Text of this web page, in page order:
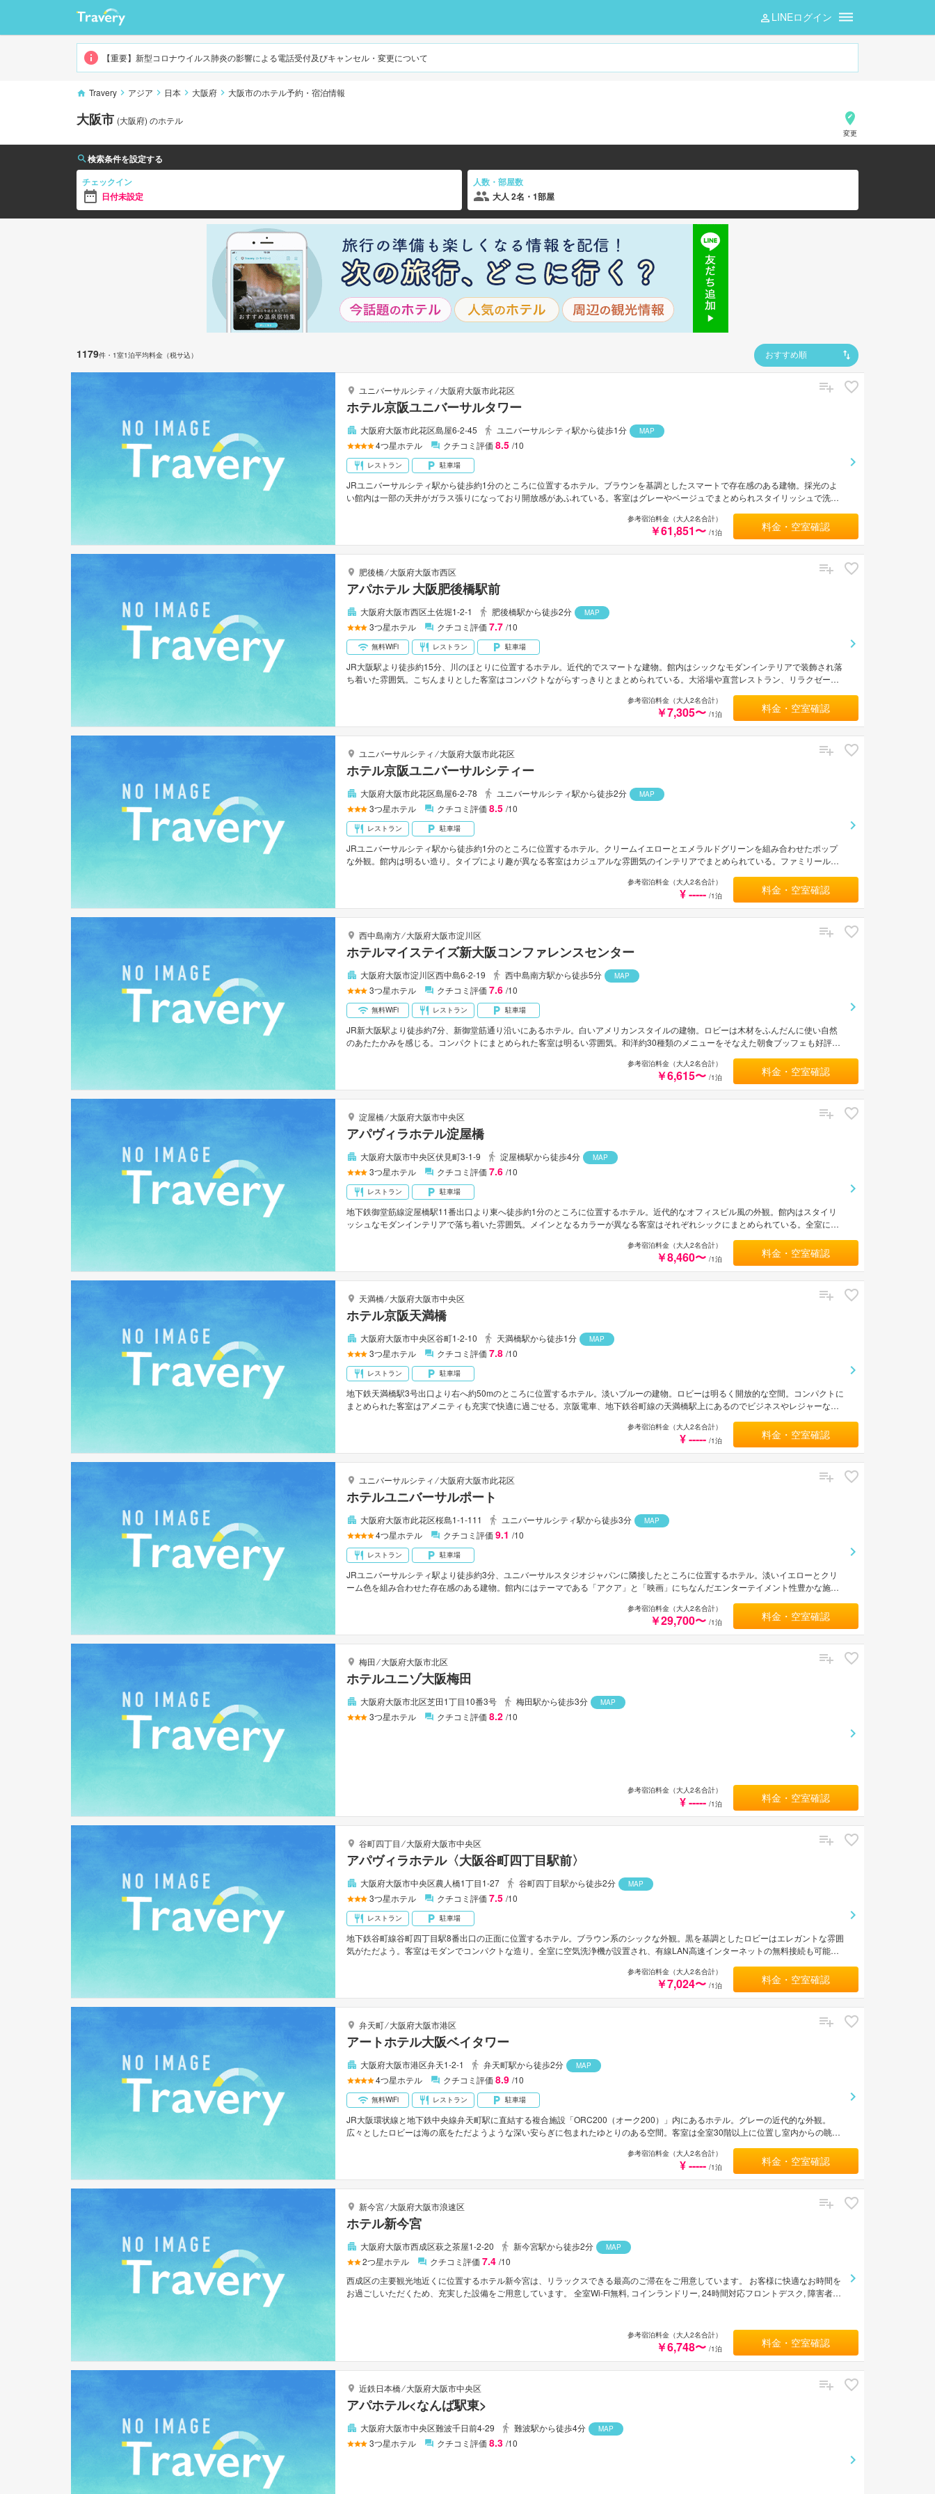
LINEログイン
【重要】新型コロナウイルス肺炎の影響による電話受付及びキャンセル・変更について
Travery アジア 日本 大阪府 大阪市のホテル予約・宿泊情報
大阪市 (大阪府) のホテル
変更
検索条件を設定する
チェックイン
日付未設定
人数・部屋数
大人 2名・1部屋
1179件 ・1室1泊平均料金（税サ込） おすすめ順
ユニバーサルシティ⁄大阪府大阪市此花区
ホテル京阪ユニバーサルタワー
大阪府大阪市此花区島屋6-2-45 ユニバーサルシティ駅から徒歩1分 MAP
4つ星ホテル クチコミ評価8.5 /10
レストラン 駐車場
JRユニバーサルシティ駅から徒歩約1分のところに位置するホテル。ブラウンを基調としたスマートで存在感のある建物。採光のよ
い館内は一部の天井がガラス張りになっており開放感があふれている。客室はグレーやベージュでまとめられスタイリッシュで洗練
参考宿泊料金（大人2名合計）
￥61,851〜 /1泊 料金・空室確認
肥後橋⁄大阪府大阪市西区
アパホテル 大阪肥後橋駅前
大阪府大阪市西区土佐堀1-2-1 肥後橋駅から徒歩2分 MAP
3つ星ホテル クチコミ評価 7.7 /10
無料WiFi レストラン 駐車場
JR大阪駅より徒歩約15分、川のほとりに位置するホテル。近代的でスマートな建物。館内はシックなモダンインテリアで装飾され落
ち着いた雰囲気。こぢんまりとした客室はコンパクトながらすっきりとまとめられている。大浴場や直営レストラン、リラクゼーシ
参考宿泊料金（大人2名合計）
￥7,305〜 /1泊 料金・空室確認
ユニバーサルシティ⁄大阪府大阪市此花区
ホテル京阪ユニバーサルシティー
大阪府大阪市此花区島屋6-2-78 ユニバーサルシティ駅から徒歩2分 MAP
3つ星ホテル クチコミ評価 8.5 /10
レストラン 駐車場
JRユニバーサルシティ駅から徒歩約1分のところに位置するホテル。クリームイエローとエメラルドグリーンを組み合わせたポップ
な外観。館内は明るい造り。タイプにより趣が異なる客室はカジュアルな雰囲気のインテリアでまとめられている。ファミリールー
繰り広げられる世界中の料理を開放的な空間の中で気軽に楽しむことができる。参考宿泊料金（大人2名合計）
¥ ----- /1泊 料金・空室確認
西中島南方⁄大阪府大阪市淀川区
ホテルマイステイズ新大阪コンファレンスセンター
大阪府大阪市淀川区西中島6-2-19 西中島南方駅から徒歩5分 MAP
3つ星ホテル クチコミ評価 7.6 /10
無料WiFi レストラン 駐車場
JR新大阪駅より徒歩約7分、新御堂筋通り沿いにあるホテル。白いアメリカンスタイルの建物。ロビーは木材をふんだんに使い自然
のあたたかみを感じる。コンパクトにまとめられた客室は明るい雰囲気。和洋約30種類のメニューをそなえた朝食ブッフェも好評。
参考宿泊料金（大人2名合計）
￥6,615〜 /1泊 料金・空室確認
淀屋橋⁄大阪府大阪市中央区
アパヴィラホテル淀屋橋
大阪府大阪市中央区伏見町3-1-9 淀屋橋駅から徒歩4分 MAP
3つ星ホテル クチコミ評価 7.6 /10
レストラン 駐車場
地下鉄御堂筋線淀屋橋駅11番出口より東へ徒歩約1分のところに位置するホテル。近代的なオフィスビル風の外観。館内はスタイリ
ッシュなモダンインテリアで落ち着いた雰囲気。メインとなるカラーが異なる客室はそれぞれシックにまとめられている。全室に空
参考宿泊料金（大人2名合計）
￥8,460〜 /1泊 料金・空室確認
天満橋⁄大阪府大阪市中央区
ホテル京阪天満橋
大阪府大阪市中央区谷町1-2-10 天満橋駅から徒歩1分 MAP
3つ星ホテル クチコミ評価 7.8 /10
レストラン 駐車場
地下鉄天満橋駅3号出口より右へ約50mのところに位置するホテル。淡いブルーの建物。ロビーは明るく開放的な空間。コンパクトに
まとめられた客室はアメニティも充実で快適に過ごせる。京阪電車、地下鉄谷町線の天満橋駅上にあるのでビジネスやレジャーなど
参考宿泊料金（大人2名合計）
¥ ----- /1泊 料金・空室確認
ユニバーサルシティ⁄大阪府大阪市此花区
ホテルユニバーサルポート
大阪府大阪市此花区桜島1-1-111 ユニバーサルシティ駅から徒歩3分 MAP
4つ星ホテル クチコミ評価9.1 /10
レストラン 駐車場
JRユニバーサルシティ駅より徒歩約3分、ユニバーサルスタジオジャパンに隣接したところに位置するホテル。淡いイエローとクリ
ーム色を組み合わせた存在感のある建物。館内にはテーマである「アクア」と「映画」にちなんだエンターテイメント性豊かな施設
セパレートスタイルになっており使いやすい。豊富なメニューを誇る朝食バイキングは自慢のひとつでもある。伊丹空港から車で約
参考宿泊料金（大人2名合計）
￥29,700〜 /1泊 料金・空室確認
梅田⁄大阪府大阪市北区
ホテルユニゾ大阪梅田
大阪府大阪市北区芝田1丁目10番3号 梅田駅から徒歩3分 MAP
3つ星ホテル クチコミ評価 8.2 /10
参考宿泊料金（大人2名合計）
¥ ----- /1泊 料金・空室確認
谷町四丁目⁄大阪府大阪市中央区
アパヴィラホテル〈大阪谷町四丁目駅前〉
大阪府大阪市中央区農人橋1丁目1-27 谷町四丁目駅から徒歩2分 MAP
3つ星ホテル クチコミ評価 7.5 /10
レストラン 駐車場
地下鉄谷町線谷町四丁目駅8番出口の正面に位置するホテル。ブラウン系のシックな外観。黒を基調としたロビーはエレガントな雰囲
気がただよう。客室はモダンでコンパクトな造り。全室に空気洗浄機が設置され、有線LAN高速インターネットの無料接続も可能。
参考宿泊料金（大人2名合計）
￥7,024〜 /1泊 料金・空室確認
弁天町⁄大阪府大阪市港区
アートホテル大阪ベイタワー
大阪府大阪市港区弁天1-2-1 弁天町駅から徒歩2分 MAP
4つ星ホテル クチコミ評価8.9 /10
無料WiFi レストラン 駐車場
JR大阪環状線と地下鉄中央線弁天町駅に直結する複合施設「ORC200（オーク200）」内にあるホテル。グレーの近代的な外観。
広々としたロビーは海の底をただようような深い安らぎに包まれたゆとりのある空間。客室は全室30階以上に位置し室内からの眺望
ごすのもよい。世界最大級の水族館「海遊館」まで車で約15分。関西国際空港から電車で約1時間3分。
参考宿泊料金（大人2名合計）
¥ ----- /1泊 料金・空室確認
新今宮⁄大阪府大阪市浪速区
ホテル新今宮
大阪府大阪市西成区萩之茶屋1-2-20 新今宮駅から徒歩2分 MAP
2つ星ホテル クチコミ評価7.4 /10
西成区の主要観光地近くに位置するホテル新今宮は、リラックスできる最高のご滞在をご用意しています。 お客様に快適なお時間を
お過ごしいただくため、充実した設備をご用意しています。 全室Wi-Fi無料, コインランドリー, 24時間対応フロントデスク, 障害者用
参考宿泊料金（大人2名合計）
￥6,748〜 /1泊 料金・空室確認
近鉄日本橋⁄大阪府大阪市中央区
アパホテル<なんば駅東>
大阪府大阪市中央区難波千日前4-29 難波駅から徒歩4分 MAP
3つ星ホテル クチコミ評価 8.3 /10